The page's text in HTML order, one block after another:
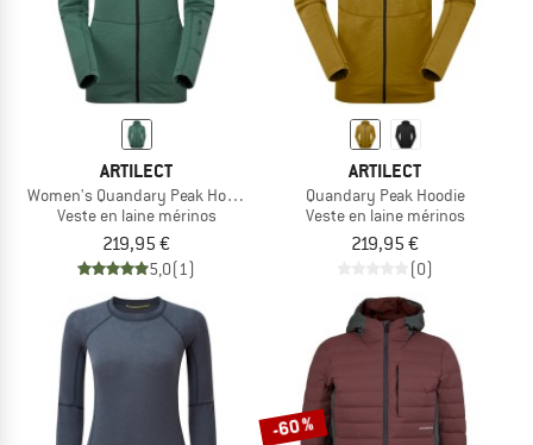
ARTILECT
Women's Quandary Peak Hoodie
Veste en laine mérinos
219,95 €
5,0(1)
ARTILECT
Quandary Peak Hoodie
Veste en laine mérinos
219,95 €
(0)
-60 %